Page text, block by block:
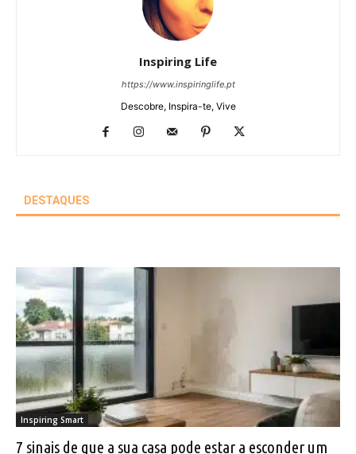
Inspiring Life
https://www.inspiringlife.pt
Descobre, Inspira-te, Vive
DESTAQUES
Inspiring Smart
7 sinais de que a sua casa pode estar a esconder um